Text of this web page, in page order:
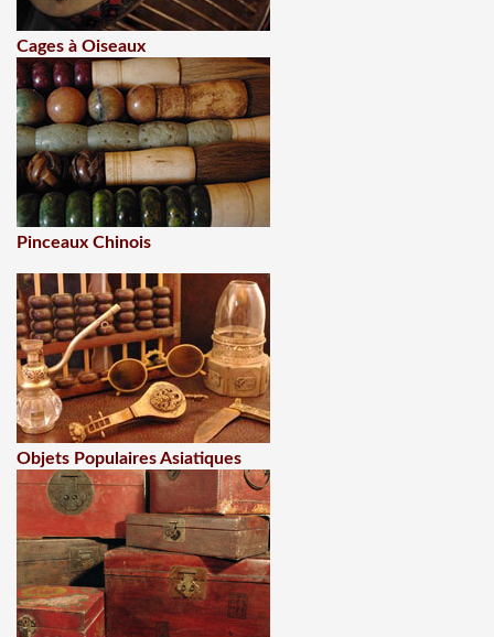
Cages à Oiseaux
Pinceaux Chinois
Objets Populaires Asiatiques